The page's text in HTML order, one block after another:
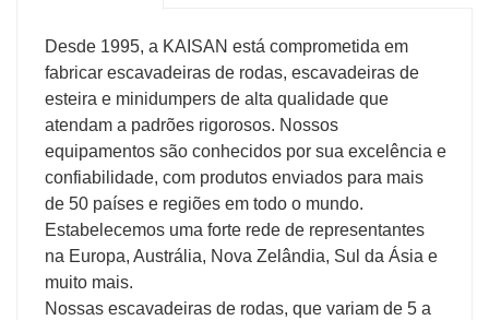
baixa velocidade para trabalho de precisão.
Desde 1995, a KAISAN está comprometida em
fabricar escavadeiras de rodas, escavadeiras de
esteira e minidumpers de alta qualidade que
atendam a padrões rigorosos. Nossos
equipamentos são conhecidos por sua excelência e
confiabilidade, com produtos enviados para mais
de 50 países e regiões em todo o mundo.
Estabelecemos uma forte rede de representantes
na Europa, Austrália, Nova Zelândia, Sul da Ásia e
muito mais.
Nossas escavadeiras de rodas, que variam de 5 a